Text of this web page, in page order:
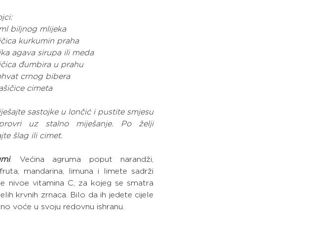
biljnog mlijeka
kurkumin praha
agava sirupa ili meda
đumbira u prahu
crnog bibera
cimeta
sastojke u lončić i pustite smjesu
uz stalno miješanje. Po želji
šlag ili cimet.
. Većina agruma poput narandži,
mandarina, limuna i limete sadrži
nivoe vitamina C, za kojeg se smatra
krvnih zrnaca. Bilo da ih jedete cijele
voće u svoju redovnu ishranu.